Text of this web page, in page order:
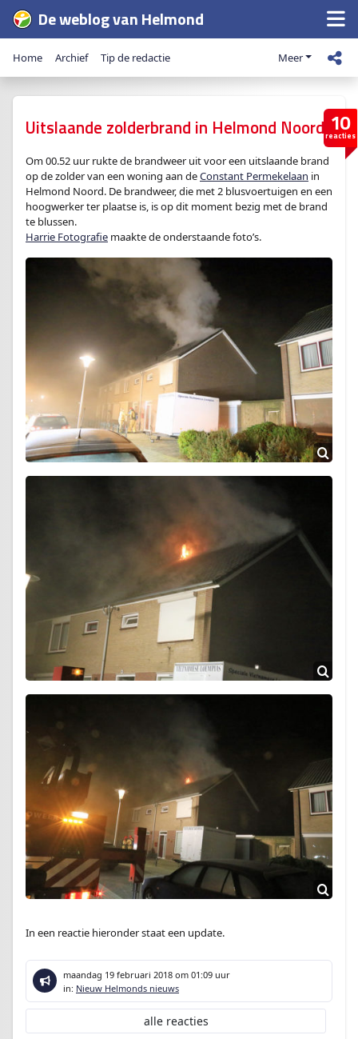
De weblog van Helmond
Home Archief Tip de redactie Meer
10
reacties
Uitslaande zolderbrand in Helmond Noord
Om 00.52 uur rukte de brandweer uit voor een uitslaande brand
op de zolder van een woning aan deConstant Permekelaan in
Helmond Noord. De brandweer, die met 2 blusvoertuigen en een
hoogwerker ter plaatse is, is op dit moment bezig met de brand
te blussen.
Harrie Fotografie maakte de onderstaande foto’s.
In een reactie hieronder staat een update.
maandag 19 februari 2018 om 01:09 uur
in: Nieuw Helmonds nieuws
alle reacties